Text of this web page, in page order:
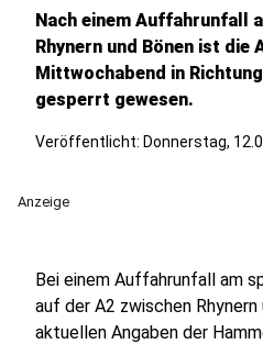
Nach einem Auffahrunfall
Rhynern und Bönen ist die
Mittwochabend in
gesperrt gewesen.
Veröffentlicht: Donnerstag,
Anzeige
Bei einem Auffahrunfall am
auf der A2 zwischen Rhynern
aktuellen Angaben der